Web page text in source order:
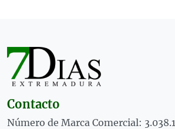
Contacto
Número de Marca Comercial: